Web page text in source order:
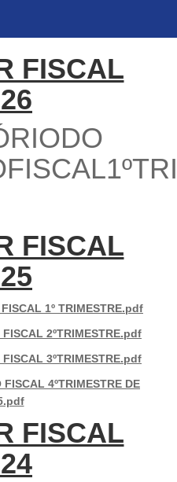
FISCAL
FISCAL
1º TRIMESTRE.pdf
2ºTRIMESTRE.pdf
3ºTRIMESTRE.pdf
4ºTRIMESTRE DE
FISCAL